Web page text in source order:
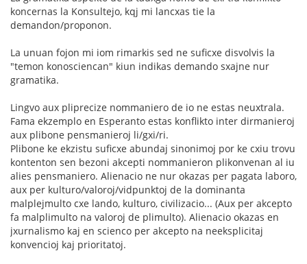
koncernas la Konsultejo, kqj mi lancxas tie la
demandon/proponon.
La unuan fojon mi iom rimarkis sed ne suficxe disvolvis la
"temon konosciencan" kiun indikas demando sxajne nur
gramatika.
Lingvo aux pliprecize nommaniero de io ne estas neuxtrala.
Fama ekzemplo en Esperanto estas konflikto inter dirmanieroj
aux plibone pensmanieroj li/gxi/ri.
Plibone ke ekzistu suficxe abundaj sinonimoj por ke cxiu trovu
kontenton sen bezoni akcepti nommanieron plikonvenan al iu
alies pensmaniero. Alienacio ne nur okazas per pagata laboro,
aux per kulturo/valoroj/vidpunktoj de la dominanta
malplejmulto cxe lando, kulturo, civilizacio... (Aux per akcepto
fa malplimulto na valoroj de plimulto). Alienacio okazas en
jxurnalismo kaj en scienco per akcepto na neeksplicitaj
konvencioj kaj prioritatoj.